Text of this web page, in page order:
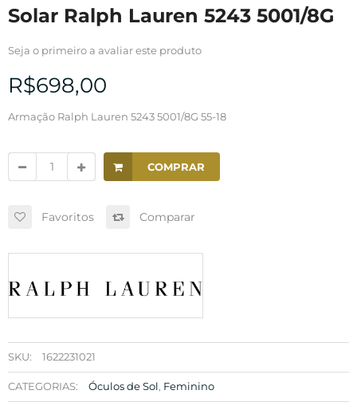
Solar Ralph Lauren 5243 5001/8G
Seja o primeiro a avaliar este produto
R$698,00
Armação Ralph Lauren 5243 5001/8G 55-18
COMPRAR
Favoritos Comparar
SKU: 1622231021
CATEGORIAS: Óculos de Sol, Feminino